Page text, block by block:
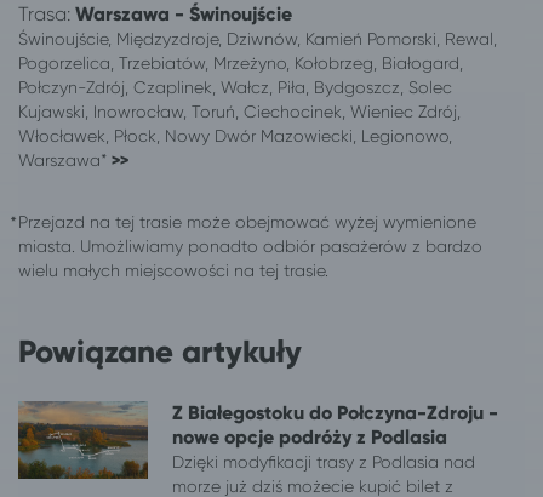
Człuchów
Ciechocinek
Dąbrowa Górnicza
Ciechocinek
Dębica
Ciechocinek
Ełk
Ciechocinek
Garwolin
Ciechocinek
Giżycko
Ciechocinek
Gliwice
Ciechocinek
Gorzów Wielkopolski
Ciechocinek
Iława
Ciechocinek
Inowrocław
Ciechocinek
Jarosław
Ciechocinek
Trasa: Warszawa - Świnoujście
Świnoujście, Międzyzdroje, Dziwnów, Kamień Pomorski, Rewal,
Pogorzelica, Trzebiatów, Mrzeżyno, Kołobrzeg, Białogard,
Połczyn-Zdrój, Czaplinek, Wałcz, Piła, Bydgoszcz, Solec
Kujawski, Inowrocław, Toruń, Ciechocinek, Wieniec Zdrój,
Włocławek, Płock, Nowy Dwór Mazowiecki, Legionowo,
Warszawa* >>
Przejazd na tej trasie może obejmować wyżej wymienione
miasta. Umożliwiamy ponadto odbiór pasażerów z bardzo
wielu małych miejscowości na tej trasie.
Powiązane artykuły
Z Białegostoku do Połczyna-Zdroju -
nowe opcje podróży z Podlasia
Dzięki modyfikacji trasy z Podlasia nad
morze już dziś możecie kupić bilet z